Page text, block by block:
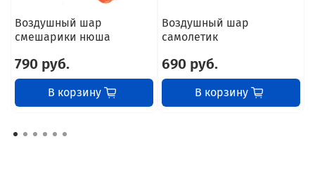
Воздушный шар
смешарики нюша
790 руб.
В корзину
Воздушный шар
самолетик
690 руб.
В корзину